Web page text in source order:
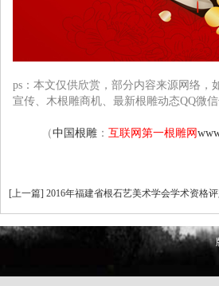
ps：本文仅供欣赏，部分内容来源网络 ，
宣传、木根雕商机、最新根雕动态QQ微信
（中国根雕 ： 互联网第一根雕网
[上一篇] 2016年福建省根石艺美术学会学术资格评